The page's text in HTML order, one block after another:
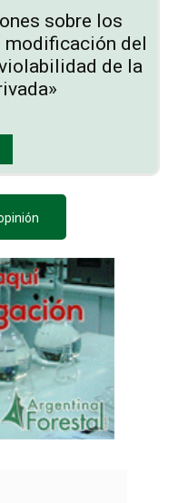
sobre los
modificación del
de la